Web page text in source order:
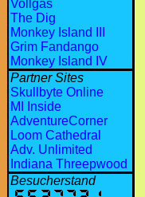
Vollgas
The Dig
Monkey Island III
Grim Fandango
Monkey Island IV
Partner Sites
Skullbyte Online
MI Inside
AdventureCorner
Loom Cathedral
Adv. Unlimited
Indiana Threepwood
Besucherstand